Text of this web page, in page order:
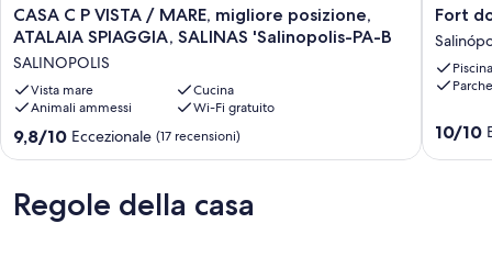
CASA
C
VISTA
/
MARE,
migliore
posizione,
SPIAGGIA,
SALINAS
CASA C P VISTA / MARE, migliore posizione,
ATALAIA SPIAGGIA, SALINAS 'Salinopolis-PA-B
SALINOPOLIS
Vista mare
Cucina
Animali ammessi
Wi-Fi gratuito
9.8
su
Eccezionale,
(17
9,8/10 Eccezionale (17 recensioni)
Fort
do
Farol
-
2
Fort
Piscina
10.0
10/10
Regole della casa